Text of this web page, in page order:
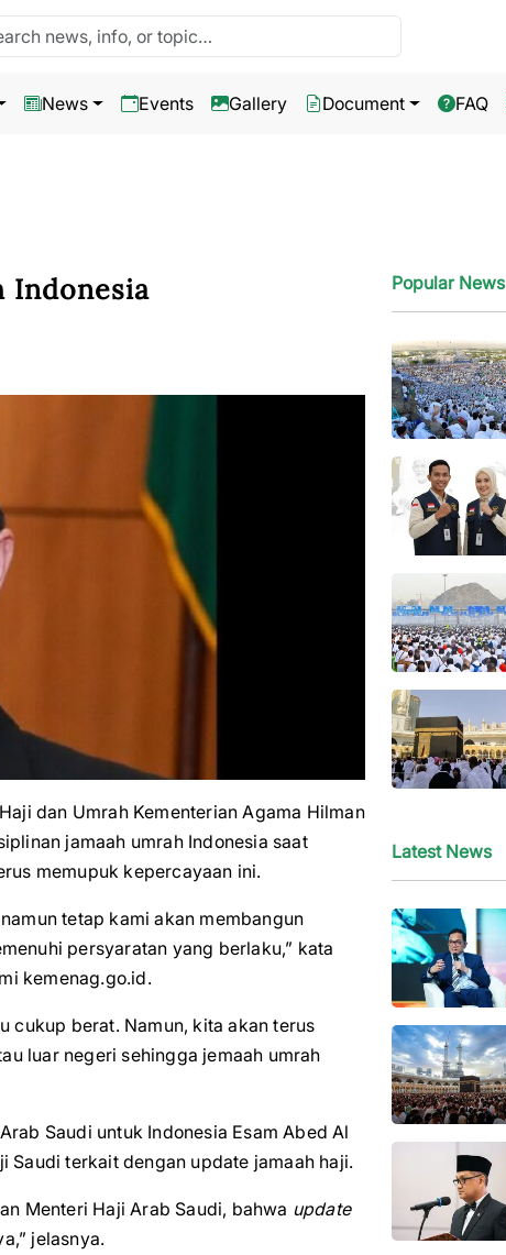
News Events Gallery Document FAQ
Indonesia
dan Umrah Kementerian Agama Hilman
jamaah umrah Indonesia saat
memupuk kepercayaan ini.
tetap kami akan membangun
persyaratan yang berlaku,” kata
kemenag.go.id.
cukup berat. Namun, kita akan terus
luar negeri sehingga jemaah umrah
Saudi untuk Indonesia Esam Abed Al
Saudi terkait dengan update jamaah haji.
Menteri Haji Arab Saudi, bahwa update
jelasnya.
Popular News
Latest News